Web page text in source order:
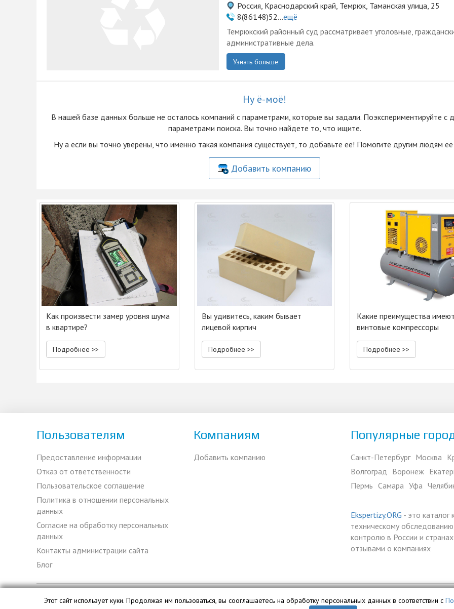
Россия, Краснодарский край, Темрюк, Таманская улица, 25
8(86148)52...ещё
Темрюкский районный суд рассматривает уголовные,
административные дела.
Узнать больше
Ну ё-моё!
В нашей базе данных больше не осталоcь компаний с параметрами, которые вы задали. Поэкспериментируйте с
параметрами поиска. Вы точно найдете то, что ищите.
Ну а если вы точно уверены, что именно такая компания существует, то добавьте её! Помогите другим людям
Добавить компанию
Как произвести замер уровня шума
в квартире?
Подробнее >>
Вы удивитесь, каким бывает
лицевой кирпич
Подробнее >>
Какие преимущества
винтовые компрессоры
Подробнее >>
Пользователям
Предоставление информации
Отказ от ответственности
Пользовательское соглашение
Политика в отношении персональных
данных
Согласие на обработку персональных
данных
Контакты администрации сайта
Блог
Компаниям
Добавить компанию
Популярные
Санкт-Петербург Москва
Волгоград Воронеж
Пермь Самара Уфа
Ekspertizy.ORG - это каталог
техническому
контролю в России и
отзывами о компаниях
Этот сайт использует куки. Продолжая им пользоваться, вы сооглашаетесь на обработку персональных данных в соответствии с